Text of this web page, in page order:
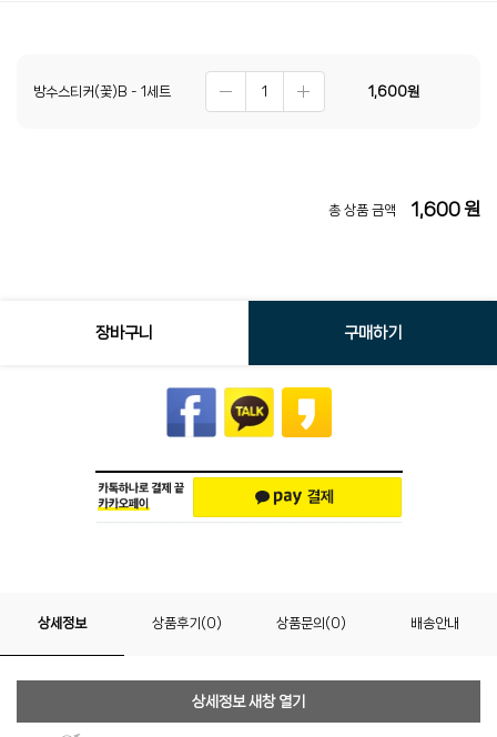
방수스티커(꽃)B - 1세트 1,600원
총 상품 금액 1,600원
장바구니 구매하기
상세정보 상품후기(0) 상품문의(0) 배송안내
상세정보 새창 열기